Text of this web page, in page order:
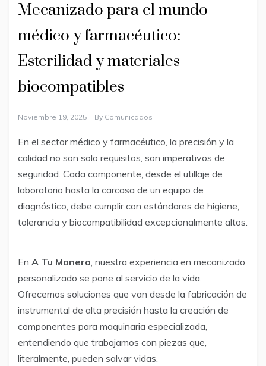
Mecanizado para el mundo
médico y farmacéutico:
Esterilidad y materiales
biocompatibles
Noviembre 19, 2025 By Comunicados
En el sector médico y farmacéutico, la precisión y la
calidad no son solo requisitos, son imperativos de
seguridad. Cada componente, desde el utillaje de
laboratorio hasta la carcasa de un equipo de
diagnóstico, debe cumplir con estándares de higiene,
tolerancia y biocompatibilidad excepcionalmente altos.
En A Tu Manera, nuestra experiencia en mecanizado
personalizado se pone al servicio de la vida.
Ofrecemos soluciones que van desde la fabricación de
instrumental de alta precisión hasta la creación de
componentes para maquinaria especializada,
entendiendo que trabajamos con piezas que,
literalmente, pueden salvar vidas.